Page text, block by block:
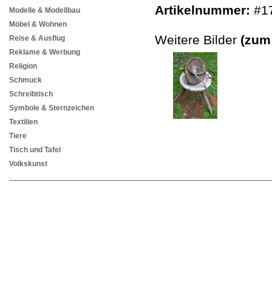
Modelle & Modellbau
Möbel & Wohnen
Reise & Ausflug
Reklame & Werbung
Religion
Schmuck
Schreibtisch
Symbole & Sternzeichen
Textilien
Tiere
Tisch und Tafel
Volkskunst
Artikelnummer:
Weitere Bilder